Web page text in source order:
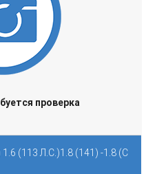
(113 Л.С.)1.8 (141) -1.8 (С
проверка